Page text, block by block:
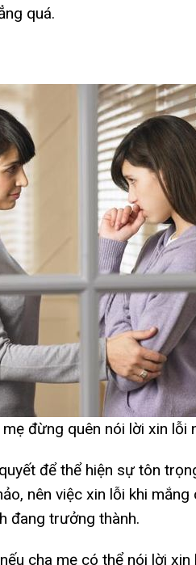
quá.
đừng quên nói lời xin lỗi
để thể hiện sự tôn
nên việc xin lỗi khi
đang trưởng thành.
cha mẹ có thể nói lời